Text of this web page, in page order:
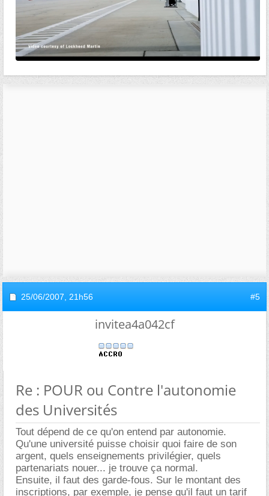
25/06/2007, 21h56 #5
invitea4a042cf
Re : POUR ou Contre l'autonomie
des Universités
Tout dépend de ce qu'on entend par autonomie.
Qu'une université puisse choisir quoi faire de son
argent, quels enseignements privilégier, quels
partenariats nouer... je trouve ça normal.
Ensuite, il faut des garde-fous. Sur le montant des
inscriptions, par exemple, je pense qu'il faut un tarif